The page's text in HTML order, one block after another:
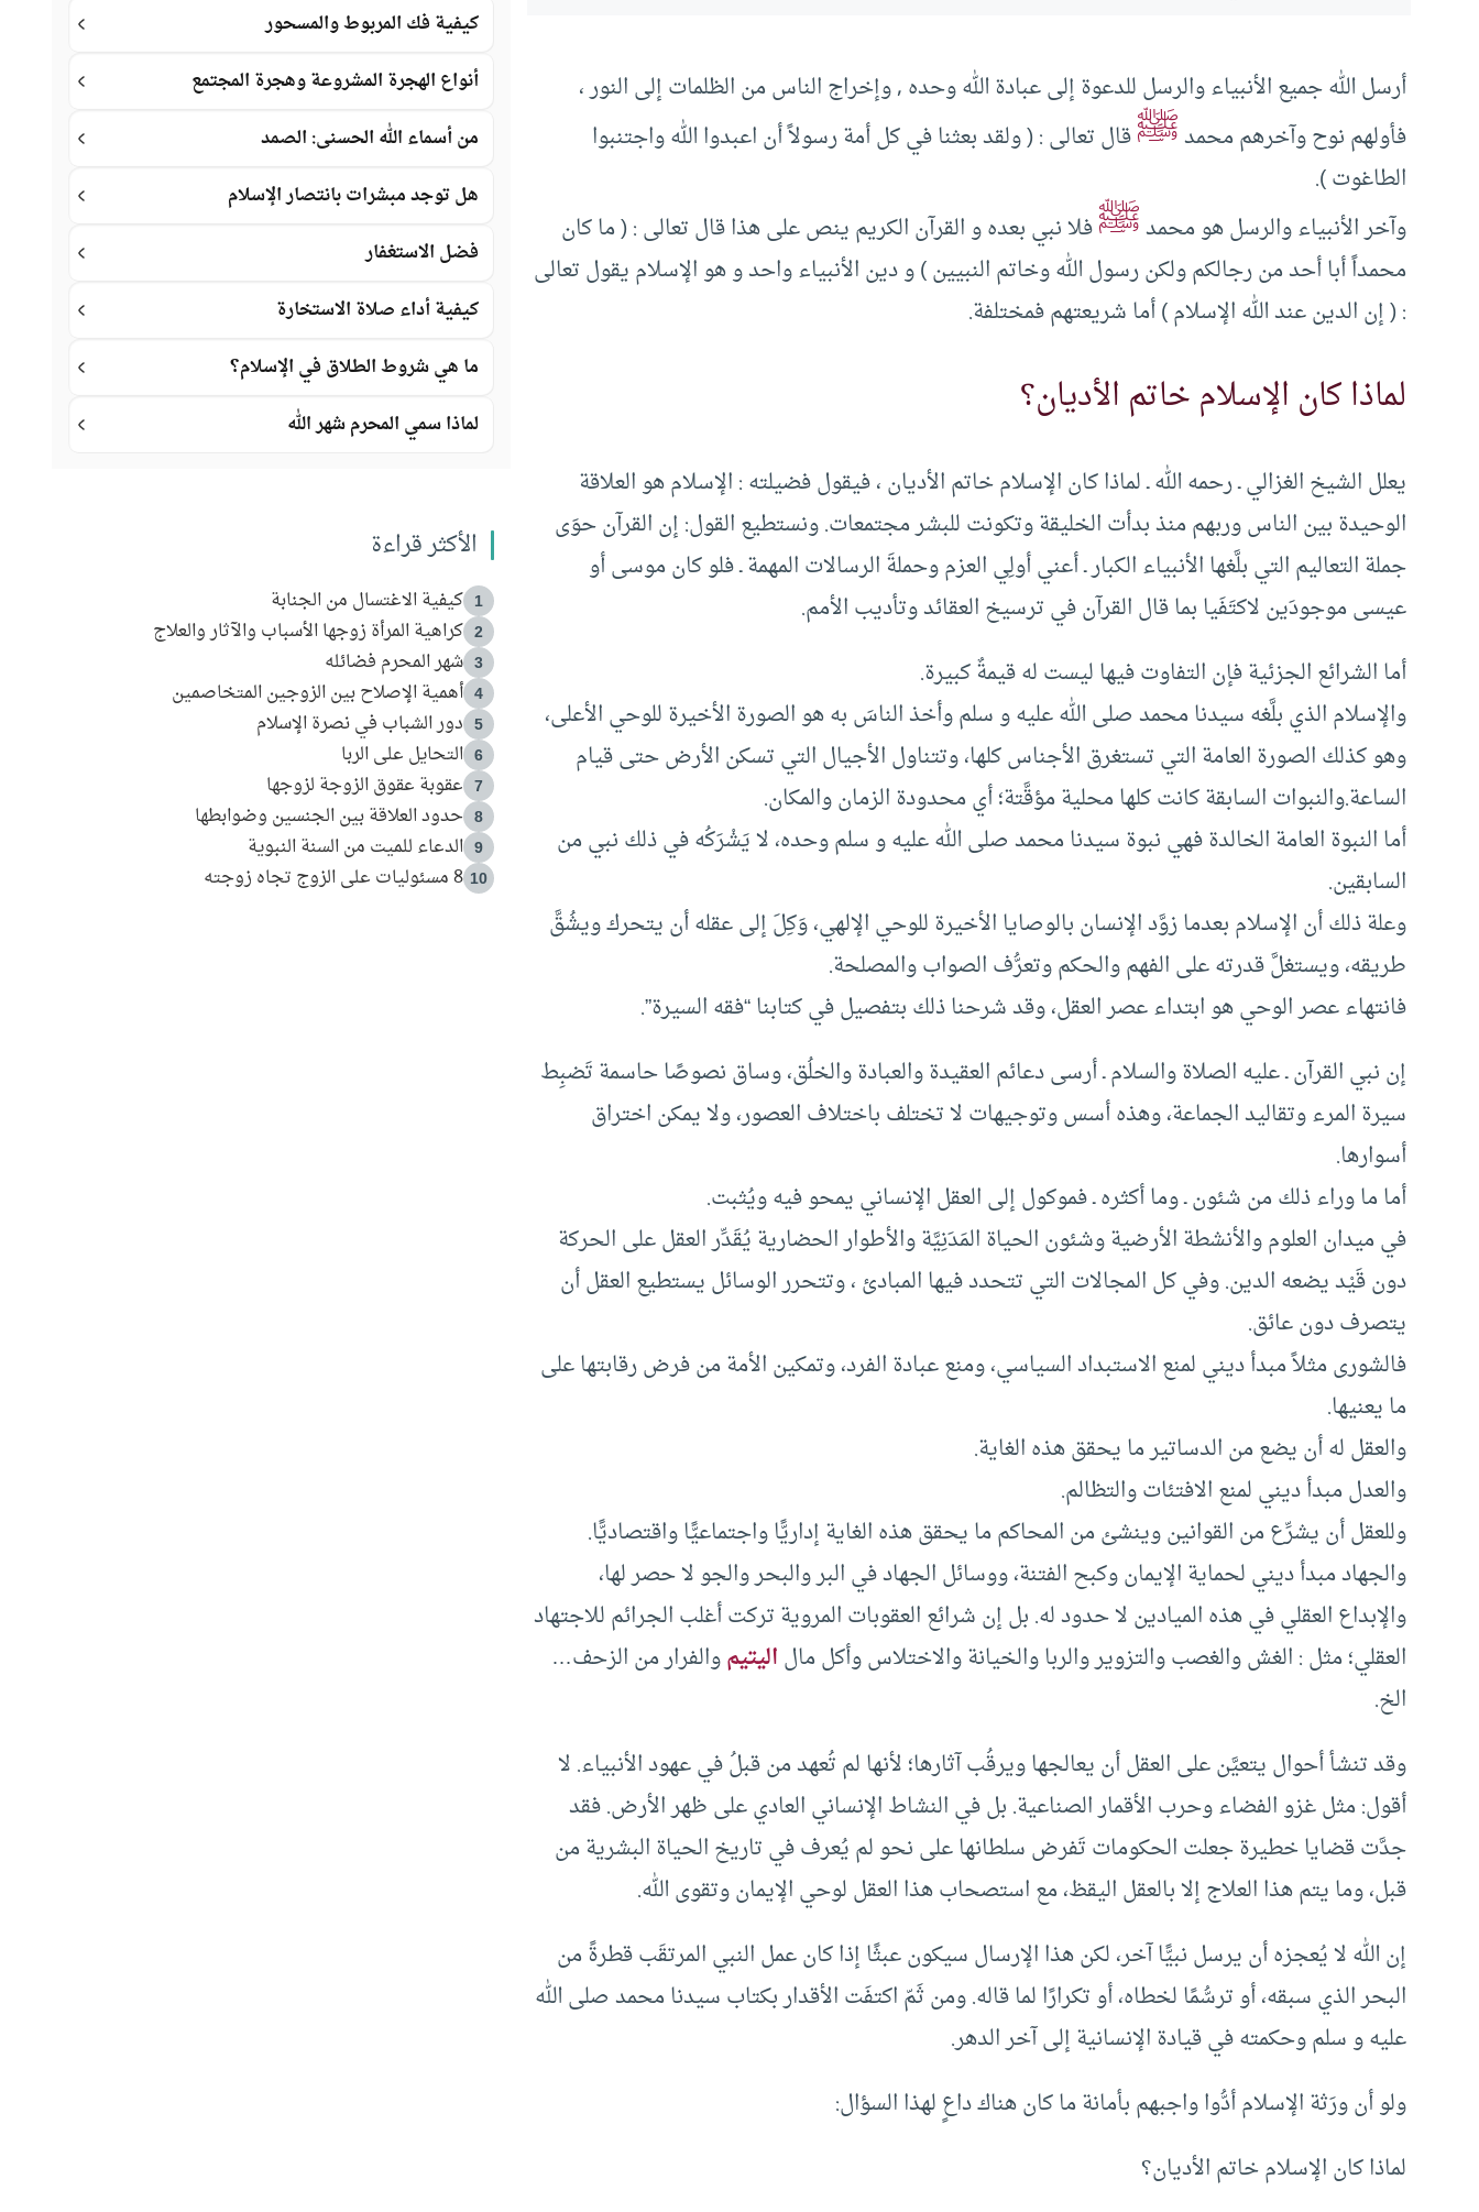
أرسل الله جميع الأنبياء والرسل للدعوة إلى عبادة الله وحده , وإخراج الناس من الظلمات إلى النور ،
فأولهم نوح وآخرهم محمدﷺقال تعالى : ( ولقد بعثنا في كل أمة رسولاً أن اعبدوا الله واجتنبوا
الطاغوت ).
وآخر الأنبياء والرسل هو محمدﷺفلا نبي بعده و القرآن الكريم ينص على هذا قال تعالى : ( ما كان
محمداً أبا أحد من رجالكم ولكن رسول الله وخاتم النبيين ) و دين الأنبياء واحد و هو الإسلام يقول تعالى
: ( إن الدين عند الله الإسلام ) أما شريعتهم فمختلفة.
لماذا كان الإسلام خاتم الأديان؟
يعلل الشيخ الغزالي ـ رحمه الله ـ لماذا كان الإسلام خاتم الأديان ، فيقول فضيلته : الإسلام هو العلاقة
الوحيدة بين الناس وربهم منذ بدأت الخليقة وتكونت للبشر مجتمعات. ونستطيع القول: إن القرآن حوَى
جملة التعاليم التي بلَّغها الأنبياء الكبار ـ أعني أولِي العزم وحملةَ الرسالات المهمة ـ فلو كان موسى أو
عيسى موجودَين لاكتَفَيا بما قال القرآن في ترسيخ العقائد وتأديب الأمم.
أما الشرائع الجزئية فإن التفاوت فيها ليست له قيمةٌ كبيرة.
والإسلام الذي بلَّغه سيدنا محمد صلى الله عليه و سلم وأخذ الناسَ به هو الصورة الأخيرة للوحي الأعلى،
وهو كذلك الصورة العامة التي تستغرق الأجناس كلها، وتتناول الأجيال التي تسكن الأرض حتى قيام
الساعة.والنبوات السابقة كانت كلها محلية مؤقَّتة؛ أي محدودة الزمان والمكان.
أما النبوة العامة الخالدة فهي نبوة سيدنا محمد صلى الله عليه و سلم وحده، لا يَشْرَكُه في ذلك نبي من
السابقين.
وعلة ذلك أن الإسلام بعدما زوَّد الإنسان بالوصايا الأخيرة للوحي الإلهي، وَكِلَ إلى عقله أن يتحرك ويشُقَّ
طريقه، ويستغلَّ قدرته على الفهم والحكم وتعرُّف الصواب والمصلحة.
فانتهاء عصر الوحي هو ابتداء عصر العقل، وقد شرحنا ذلك بتفصيل في كتابنا “فقه السيرة”.
إن نبي القرآن ـ عليه الصلاة والسلام ـ أرسى دعائم العقيدة والعبادة والخلُق، وساق نصوصًا حاسمة تَضبِط
سيرة المرء وتقاليد الجماعة، وهذه أسس وتوجيهات لا تختلف باختلاف العصور، ولا يمكن اختراق
أسوارها.
أما ما وراء ذلك من شئون ـ وما أكثره ـ فموكول إلى العقل الإنساني يمحو فيه ويُثبت.
في ميدان العلوم والأنشطة الأرضية وشئون الحياة المَدَنِيَّة والأطوار الحضارية يُقَدِّر العقل على الحركة
دون قَيْد يضعه الدين. وفي كل المجالات التي تتحدد فيها المبادئ ، وتتحرر الوسائل يستطيع العقل أن
يتصرف دون عائق.
فالشورى مثلاً مبدأ ديني لمنع الاستبداد السياسي، ومنع عبادة الفرد، وتمكين الأمة من فرض رقابتها على
ما يعنيها.
والعقل له أن يضع من الدساتير ما يحقق هذه الغاية.
والعدل مبدأ ديني لمنع الافتئات والتظالم.
وللعقل أن يشرِّع من القوانين وينشئ من المحاكم ما يحقق هذه الغاية إداريًّا واجتماعيًّا واقتصاديًّا.
والجهاد مبدأ ديني لحماية الإيمان وكبح الفتنة، ووسائل الجهاد في البر والبحر والجو لا حصر لها،
والإبداع العقلي في هذه الميادين لا حدود له. بل إن شرائع العقوبات المروية تركت أغلب الجرائم للاجتهاد
العقلي؛ مثل : الغش والغصب والتزوير والربا والخيانة والاختلاس وأكل مالاليتيموالفرار من الزحف…
الخ.
وقد تنشأ أحوال يتعيَّن على العقل أن يعالجها ويرقُب آثارها؛ لأنها لم تُعهد من قبلُ في عهود الأنبياء. لا
أقول: مثل غزو الفضاء وحرب الأقمار الصناعية. بل في النشاط الإنساني العادي على ظهر الأرض. فقد
جدَّت قضايا خطيرة جعلت الحكومات تَفرض سلطانها على نحو لم يُعرف في تاريخ الحياة البشرية من
قبل، وما يتم هذا العلاج إلا بالعقل اليقظ، مع استصحاب هذا العقل لوحي الإيمان وتقوى الله.
إن الله لا يُعجزه أن يرسل نبيًّا آخر، لكن هذا الإرسال سيكون عبثًا إذا كان عمل النبي المرتقَب قطرةً من
البحر الذي سبقه، أو ترسُّمًا لخطاه، أو تكرارًا لما قاله. ومن ثَمّ اكتفَت الأقدار بكتاب سيدنا محمد صلى الله
عليه و سلم وحكمته في قيادة الإنسانية إلى آخر الدهر.
ولو أن ورَثة الإسلام أدُّوا واجبهم بأمانة ما كان هناك داعٍ لهذا السؤال:
لماذا كان الإسلام خاتم الأديان؟
كيفية فك المربوط والمسحور
أنواع الهجرة المشروعة وهجرة المجتمع
من أسماء الله الحسنى: الصمد
هل توجد مبشرات بانتصار الإسلام
فضل الاستغفار
كيفية أداء صلاة الاستخارة
ما هي شروط الطلاق في الإسلام؟
لماذا سمي المحرم شهر الله
الأكثر قراءة
1 كيفية الاغتسال من الجنابة
2 كراهية المرأة زوجها الأسباب والآثار والعلاج
3 شهر المحرم فضائله
4 أهمية الإصلاح بين الزوجين المتخاصمين
5 دور الشباب في نصرة الإسلام
6 التحايل على الربا
7 عقوبة عقوق الزوجة لزوجها
8 حدود العلاقة بين الجنسين وضوابطها
9 الدعاء للميت من السنة النبوية
10 8 مسئوليات على الزوج تجاه زوجته